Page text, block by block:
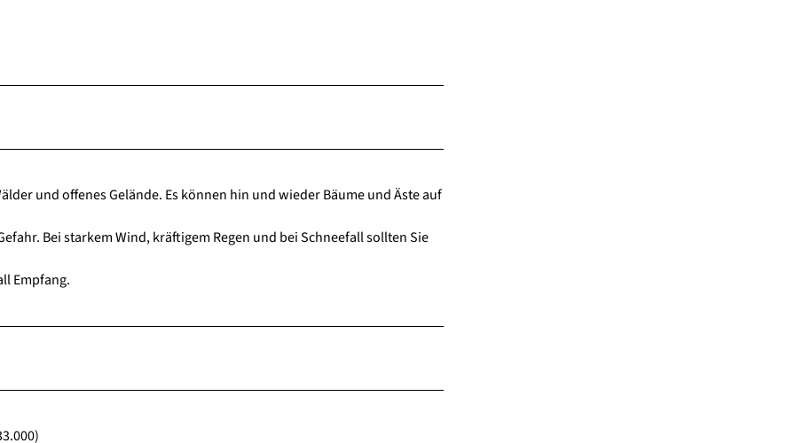
und offenes Gelände. Es können hin und wieder Bäume und Äste auf
Bei starkem Wind, kräftigem Regen und bei Schneefall sollten Sie
Empfang.